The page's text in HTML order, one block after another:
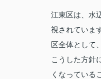
江東区は、水
視されていま
区全体として
こうした方針
くなっている